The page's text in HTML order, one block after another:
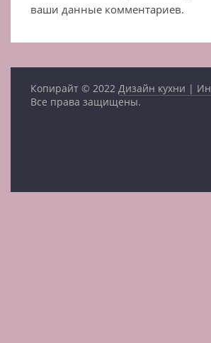
ваши данные комментариев.
Копирайт © 2022Дизайн кухни |
Все права защищены.